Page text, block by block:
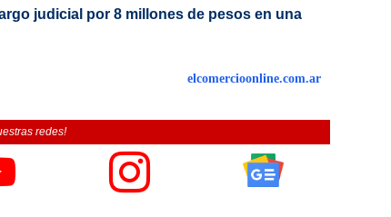
judicial por 8 millones de pesos en una
elcomercioonline.com.ar
redes!